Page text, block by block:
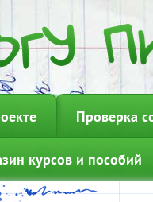
Проверка
курсов и пособий